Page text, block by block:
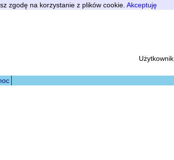
zgodę na korzystanie z plików cookie. Akceptuję